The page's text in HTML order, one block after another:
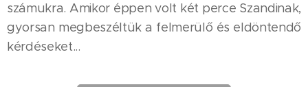
számukra. Amikor éppen volt két perce Szandinak,
gyorsan megbeszéltük a felmerülő és eldöntendő
kérdéseket...